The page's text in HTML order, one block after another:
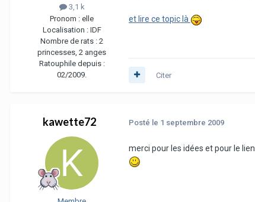
3,1 k
Pronom : elle
Localisation : IDF
Nombre de rats : 2
princesses, 2 anges
Ratouphile depuis :
02/2009.
et lire ce topic là
Citer
kawette72 Posté le 1 septembre 2009
merci pour les idées et pour le lien